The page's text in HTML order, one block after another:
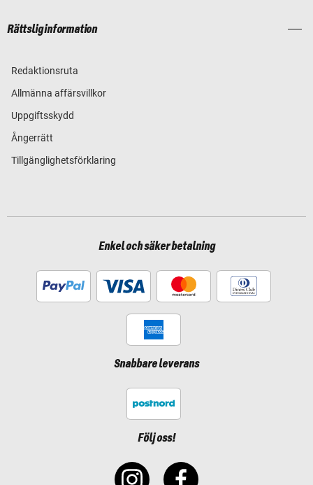
Rättslig information
Redaktionsruta
Allmänna affärsvillkor
Uppgiftsskydd
Ångerrätt
Tillgänglighetsförklaring
Enkel och säker betalning
Snabbare leverans
Följ oss!